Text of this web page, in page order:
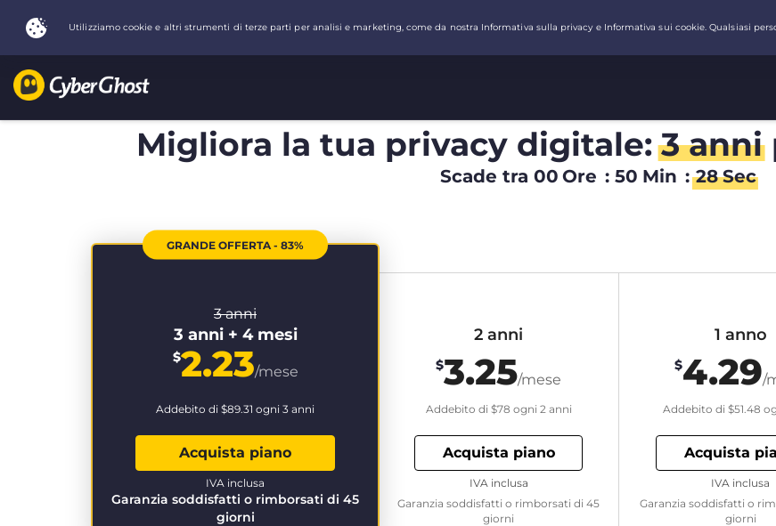
Migliora la tua privacy digitale:3 anni
Scade tra 00 Ore : 50 Min : 28 Sec
GRANDE OFFERTA - 83%
3 anni
3 anni + 4 mesi
$2.23/mese
Addebito di $89.31 ogni 3 anni
Acquista piano
Garanzia soddisfatti o rimborsati di 45
giorni
IVA inclusa
2 anni
$3.25/mese
Addebito di $78 ogni 2 anni
Acquista piano
Garanzia soddisfatti o rimborsati di 45
giorni
IVA inclusa
1 anno
$4.29/
Addebito di $51.48
Acquista
Garanzia soddisfatti o
giorni
IVA inclusa